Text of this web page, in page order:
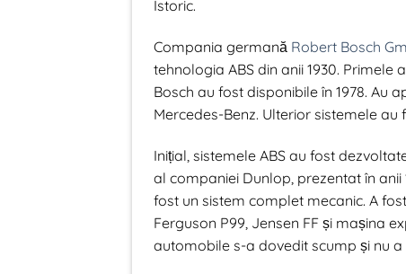
Istoric.
Compania germană Robert Bosch
tehnologia ABS din anii 1930.
Bosch au fost disponibile în 1978. Au
Mercedes-Benz. Ulterior sistemele
Inițial, sistemele ABS au fost
al companiei Dunlop, prezentat în
fost un sistem complet mecanic. A
Ferguson P99, Jensen FF și mașina
automobile s-a dovedit scump și nu